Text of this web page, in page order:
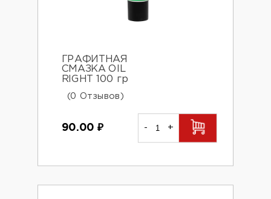
ГРАФИТНАЯ
СМАЗКА OIL
RIGHT 100 гр
(0 Отзывов)
90.00 ₽ - +